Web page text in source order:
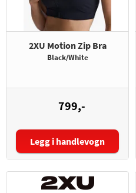
2XU Motion Zip Bra
Black/White
799,-
Størrelse:
Legg i handlevogn